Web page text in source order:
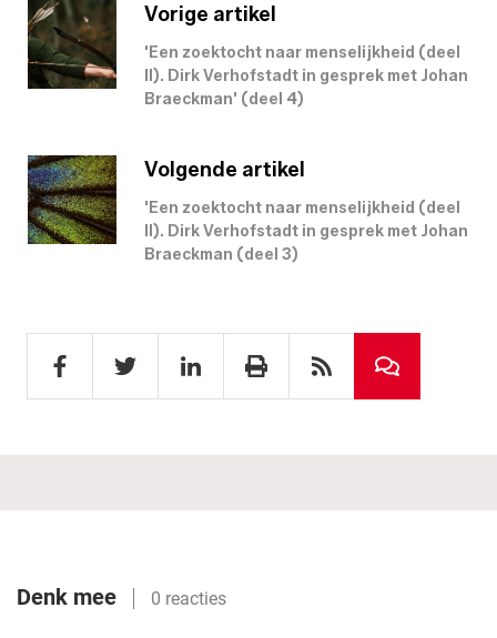
Vorige artikel
'Een zoektocht naar menselijkheid (deel
II). Dirk Verhofstadt in gesprek met Johan
Braeckman' (deel 4)
Volgende artikel
'Een zoektocht naar menselijkheid (deel
II). Dirk Verhofstadt in gesprek met Johan
Braeckman (deel 3)